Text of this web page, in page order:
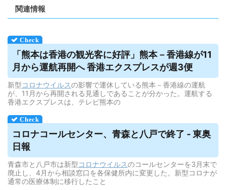
関連情報
「熊本は香港の観光客に好評」熊本－香港線が11
月から運航再開へ 香港エクスプレスが週3便
新型コロナウイルスの影響で運休している熊本－香港線の運航
が、11月から再開される見通しであることが分かった。運航する
香港エクスプレスは、テレビ熊本の
コロナコールセンター、青森と八戸で終了 - 東奥
日報
青森市と八戸市は新型コロナウイルスのコールセンターを3月末で
廃止し、4月から相談窓口を各保健所内に変更した。新型コロナが
通常の医療体制に移行したこと